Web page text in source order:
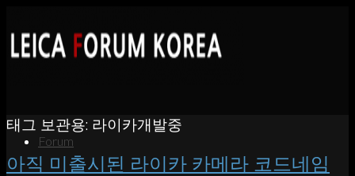
Forum
태그 보관용: 라이카개발중
아직 미출시된 라이카 카메라 코드네임